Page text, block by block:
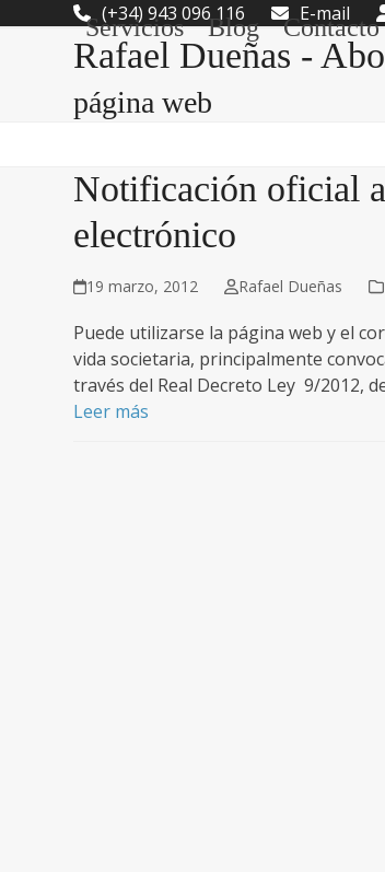
(+34) 943 096 116 E-mail
Rafael Dueñas -
Servicios Blog Contacto
página web
Notificación oficial
electrónico
19 marzo, 2012 Rafael Dueñas
Puede utilizarse la página web y el
vida societaria, principalmente
través del Real Decreto Ley 9/2012,
Leer más